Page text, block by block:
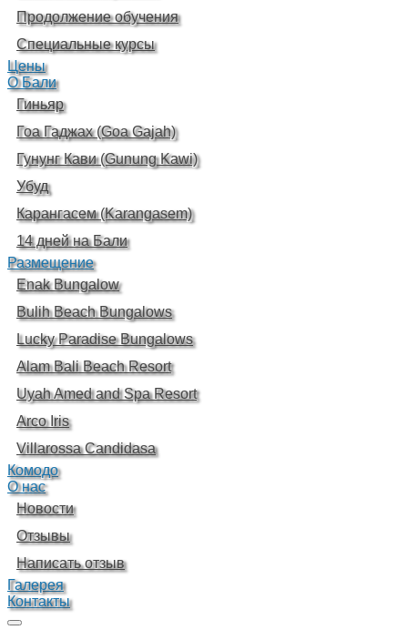
Продолжение обучения
Специальные курсы
Цены
О Бали
Гиньяр
Гоа Гаджах (Goa Gajah)
Гунунг Кави (Gunung Kawi)
Убуд
Карангасем (Karangasem)
14 дней на Бали
Размещение
Enak Bungalow
Bulih Beach Bungalows
Lucky Paradise Bungalows
Alam Bali Beach Resort
Uyah Amed and Spa Resort
Arco Iris
Villarossa Candidasa
Комодо
О нас
Новости
Отзывы
Написать отзыв
Галерея
Контакты